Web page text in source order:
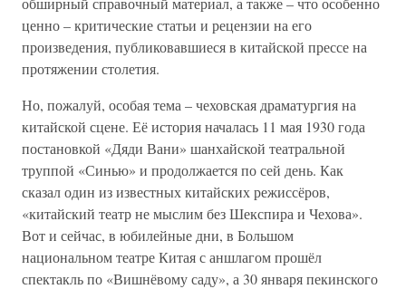
ценно – критические статьи и рецензии на его
произведения, публиковавшиеся в китайской прессе на
протяжении столетия.
Но, пожалуй, особая тема – чеховская драматургия на
китайской сцене. Её история началась 11 мая 1930 года
постановкой «Дяди Вани» шанхайской театральной
труппой «Синью» и продолжается по сей день. Как
сказал один из известных китайских режиссёров,
«китайский театр не мыслим без Шекспира и Чехова».
Вот и сейчас, в юбилейные дни, в Большом
национальном театре Китая с аншлагом прошёл
спектакль по «Вишнёвому саду», а 30 января пекинского